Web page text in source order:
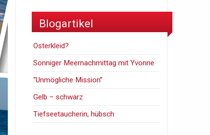
Blogartikel
Osterkleid?
Sonniger Meernachmittag mit Yvonne
“Unmögliche Mission”
Gelb – schwarz
Tiefseetaucherin, hübsch